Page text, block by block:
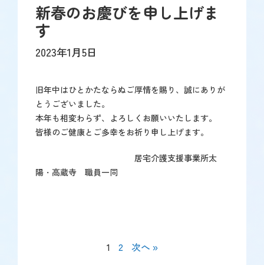
新春のお慶びを申し上げま
す
2023年1月5日
旧年中はひとかたならぬご厚情を賜り、誠にありが
とうございました。
本年も相変わらず、よろしくお願いいたします。
皆様のご健康とご多幸をお祈り申し上げます。
居宅介護支援事業所太
陽・高蔵寺 職員一同
1 2 次へ »